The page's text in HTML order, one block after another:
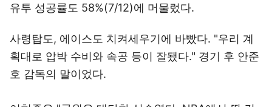
유투 성공률도 58%(7/12)에 머물렀다.
사령탑도, 에이스도 치켜세우기에 바빴다. "우리 계
획대로 압박 수비와 속공 등이 잘됐다." 경기 후 안준
호 감독의 말이었다.